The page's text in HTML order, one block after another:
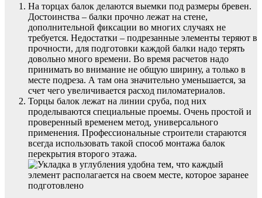
На торцах балок делаются выемки под размеры бревен.
Достоинства – балки прочно лежат на стене,
дополнительной фиксации во многих случаях не
требуется. Недостатки – подрезанные элементы теряют в
прочности, для подготовки каждой балки надо терять
довольно много времени. Во время расчетов надо
принимать во внимание не общую ширину, а только в
месте подреза. А там она значительно уменьшается, за
счет чего увеличивается расход пиломатериалов.
Торцы балок лежат на линии сруба, под них
проделываются специальные проемы. Очень простой и
проверенный временем метод, универсального
применения. Профессиональные строители стараются
всегда использовать такой способ монтажа балок
перекрытия второго этажа.